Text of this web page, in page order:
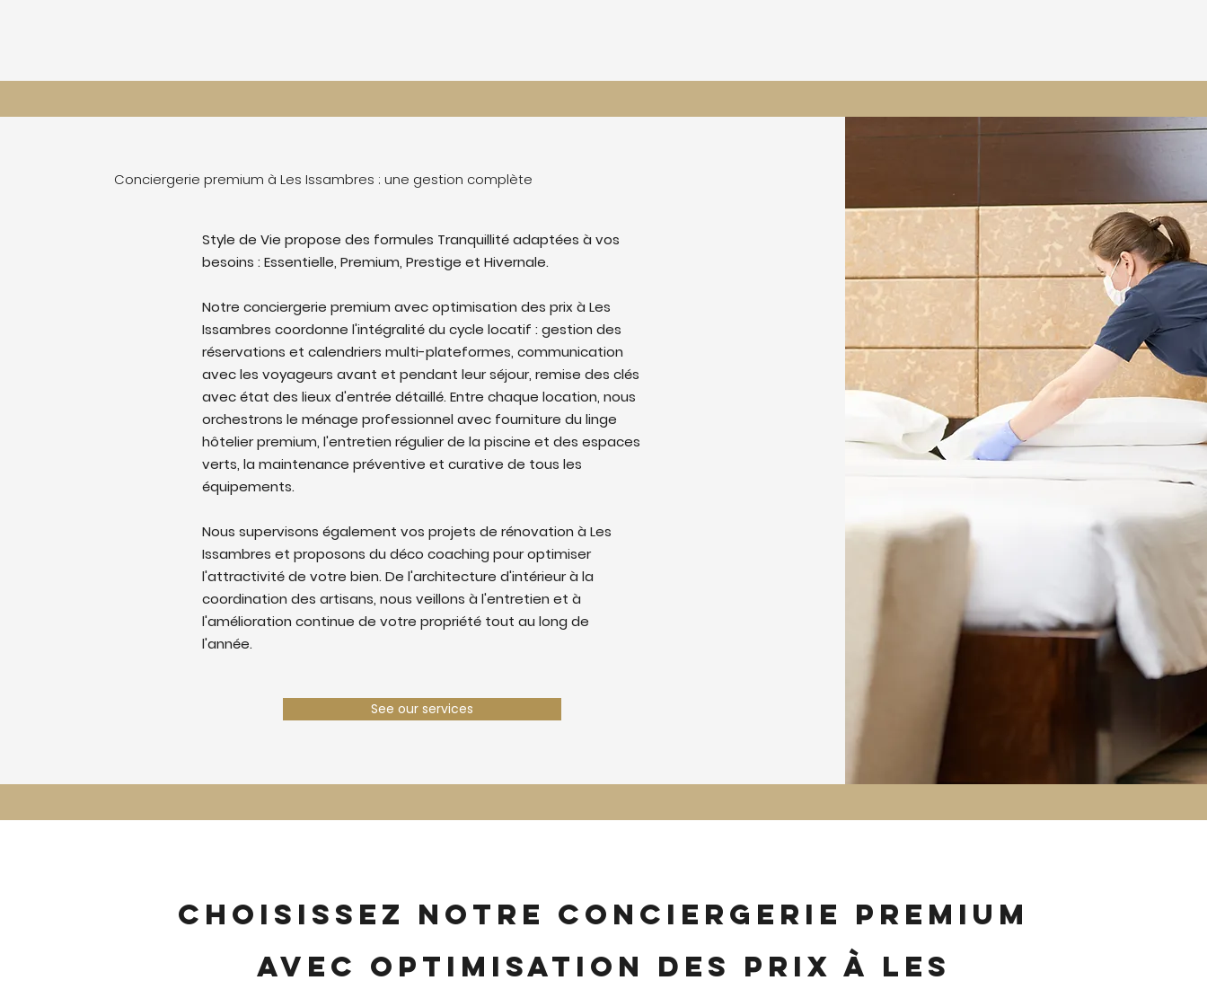
Conciergerie premium à Les Issambres : une gestion complète
Style de Vie propose des formules Tranquillité adaptées à vos
besoins : Essentielle, Premium, Prestige et Hivernale.
Notre conciergerie premium avec optimisation des prix à Les
Issambres coordonne l'intégralité du cycle locatif : gestion des
réservations et calendriers multi-plateformes, communication
avec les voyageurs avant et pendant leur séjour, remise des clés
avec état des lieux d'entrée détaillé. Entre chaque location, nous
orchestrons le ménage professionnel avec fourniture du linge
hôtelier premium, l'entretien régulier de la piscine et des espaces
verts, la maintenance préventive et curative de tous les
équipements.
Nous supervisons également vos projets de rénovation à Les
Issambres et proposons du déco coaching pour optimiser
l'attractivité de votre bien. De l'architecture d'intérieur à la
coordination des artisans, nous veillons à l'entretien et à
l'amélioration continue de votre propriété tout au long de
l'année.
See our services
Choisissez notre conciergerie premium
avec optimisation des prix à Les